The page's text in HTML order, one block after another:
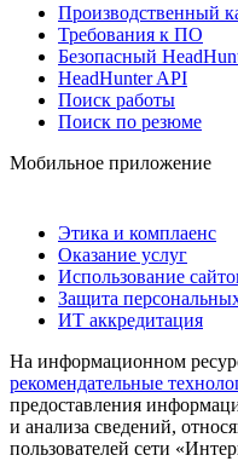
Производственный
Требования к ПО
Безопасный
HeadHunter API
Поиск работы
Поиск по резюме
Мобильное приложение
Этика и комплаенс
Оказание услуг
Использование
Защита
ИТ аккредитация
На информационном
рекомендательные
предоставления
и анализа сведений,
пользователей сети